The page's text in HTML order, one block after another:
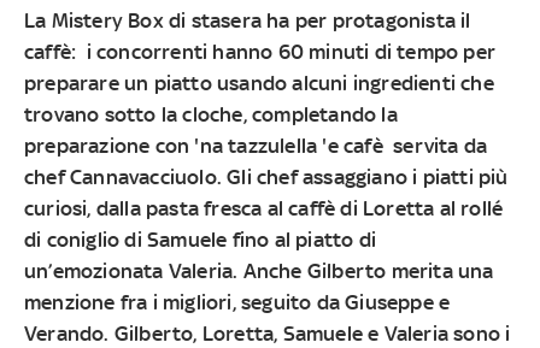
La Mistery Box di stasera ha per protagonista il
caffè: i concorrenti hanno 60 minuti di tempo per
preparare un piatto usando alcuni ingredienti che
trovano sotto la cloche, completando la
preparazione con 'na tazzulella 'e cafè servita da
chef Cannavacciuolo. Gli chef assaggiano i piatti più
curiosi, dalla pasta fresca al caffè di Loretta al rollé
di coniglio di Samuele fino al piatto di
un’emozionata Valeria. Anche Gilberto merita una
menzione fra i migliori, seguito da Giuseppe e
Verando. Gilberto, Loretta, Samuele e Valeria sono i